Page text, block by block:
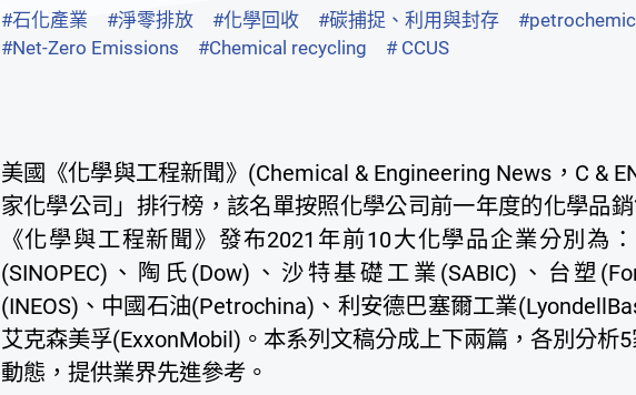
#石化產業 #淨零排放 #化學回收 #碳捕捉、利用與封存
#Net-Zero Emissions
#Chemical recycling # CCUS
美國《化學與工程新聞》(Chemical & Engineering News，C &
家化學公司」排行榜，該名單按照化學公司前一年度的化學品
《化學與工程新聞》發布2021年前10大化學品企業分別為
(SINOPEC)、陶氏(Dow)、沙特基礎工業(SABIC)、台塑
(INEOS)、中國石油(Petrochina)、利安德巴塞爾工業
艾克森美孚(ExxonMobil)。本系列文稿分成上下兩篇，各別分析
動態，提供業界先進參考。